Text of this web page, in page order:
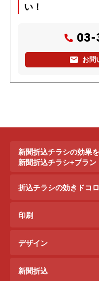
い！
03-
お問
新聞折込チラシの効果
新聞折込チラシ+プラン
新聞折込チラシ＋ポス
折込チラシ＋駅看板
折込チラシの効きドコロ
折込配布効きドコロ
印刷効きドコロ
印刷
B3料金
B4料金
デザイン
原稿を作るには？
新聞折込